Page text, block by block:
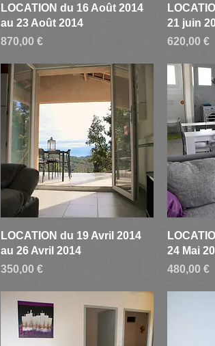
Aperçu rapide
LOCATION du 16 Août 2014
au 23 Août 2014
Prix
870,00 €
21 juin
Prix
620,00 €
Aperçu rapide
LOCATION du 19 Avril 2014
au 26 Avril 2014
Prix
350,00 €
24 Mai
Prix
480,00 €